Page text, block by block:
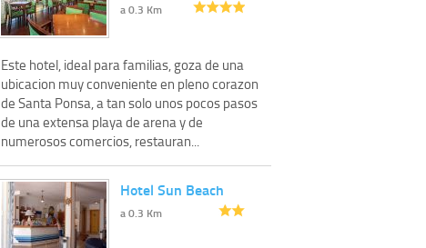
a 0.3 Km
Este hotel, ideal para familias, goza de una
ubicacion muy conveniente en pleno corazon
de Santa Ponsa, a tan solo unos pocos pasos
de una extensa playa de arena y de
numerosos comercios, restauran...
Hotel Sun Beach
a 0.3 Km